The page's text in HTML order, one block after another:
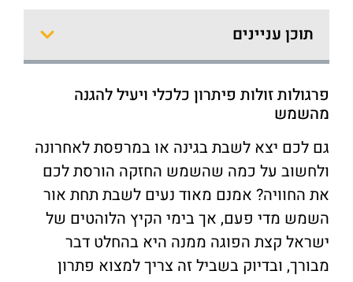
תוכן עניינים
פרגולות זולות פיתרון כלכלי ויעיל להגנה
מהשמש
גם לכם יצא לשבת בגינה או במרפסת לאחרונה
ולחשוב על כמה שהשמש החזקה הורסת לכם
את החוויה? אמנם מאוד נעים לשבת תחת אור
השמש מדי פעם, אך בימי הקיץ הלוהטים של
ישראל קצת הפוגה ממנה היא בהחלט דבר
מבורך, ובדיוק בשביל זה צריך למצוא פתרון